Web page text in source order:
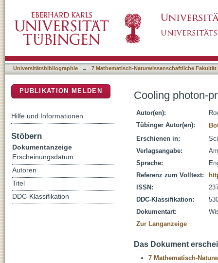
Universitätsbibliographie → 7 Mathematisch-Naturwissenschaftliche Fakultät
Cooling photon-
Autor(en):
Tübinger Autor(en):
Erschienen in:
Verlagsangabe:
Sprache:
Referenz zum Volltext:
ISSN:
DDC-Klassifikation:
Dokumentart:
Zur Langanzeige
Das Dokument
7 Mathematisch-
PUBLIKATION MELDEN
Hilfe und Informationen
Stöbern
Dokumentanzeige
Erscheinungsdatum
Autoren
Titel
DDC-Klassifikation